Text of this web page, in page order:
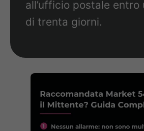
all’ufficio postale entro
di trenta giorni.